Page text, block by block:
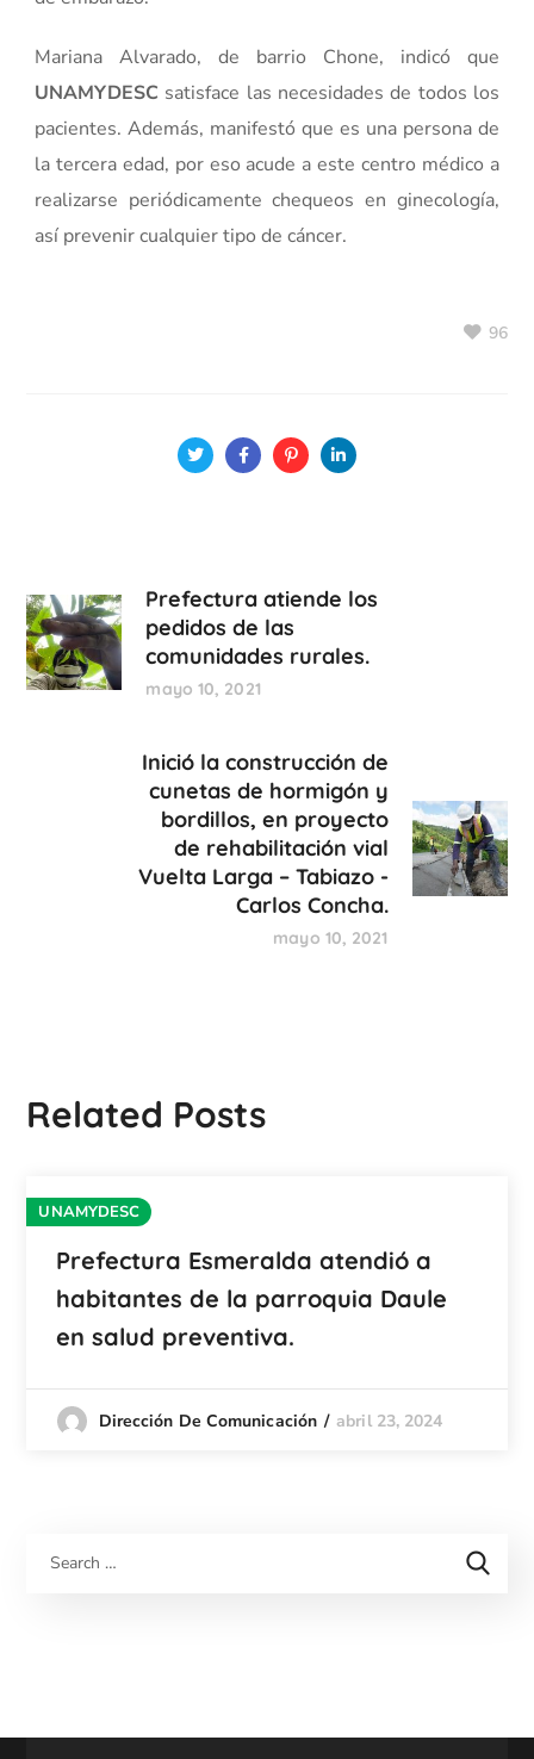
Mariana Alvarado, de barrio Chone, indicó que
UNAMYDESC satisface las necesidades de todos los
pacientes. Además, manifestó que es una persona de
la tercera edad, por eso acude a este centro médico a
realizarse periódicamente chequeos en ginecología,
así prevenir cualquier tipo de cáncer.
96
Prefectura atiende los
pedidos de las
comunidades rurales.
mayo 10, 2021
Inició la construcción de
cunetas de hormigón y
bordillos, en proyecto
de rehabilitación vial
Vuelta Larga – Tabiazo -
Carlos Concha.
mayo 10, 2021
Related Posts
UNAMYDESC
Prefectura Esmeralda atendió a
habitantes de la parroquia Daule
en salud preventiva.
Dirección De Comunicación abril 23, 2024